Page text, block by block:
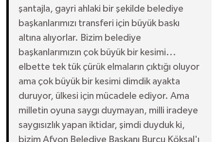
şantajla, gayri ahlaki bir şekilde belediye
başkanlarımızı transferi için büyük baskı
altına alıyorlar. Bizim belediye
başkanlarımızın çok büyük bir kesimi...
elbette tek tük çürük elmaların çıktığı oluyor
ama çok büyük bir kesimi dimdik ayakta
duruyor, ülkesi için mücadele ediyor. Ama
milletin oyuna saygı duymayan, milli iradeye
saygısızlık yapan iktidar, şimdi duyduk ki,
bizim Afyon Belediye Başkanı Burcu Köksal'ı